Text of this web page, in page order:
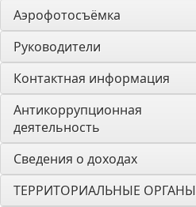
Аэрофотосъёмка
Руководители
Контактная информация
Антикоррупционная
деятельность
Сведения о доходах
ТЕРРИТОРИАЛЬНЫЕ ОРГАНЫ